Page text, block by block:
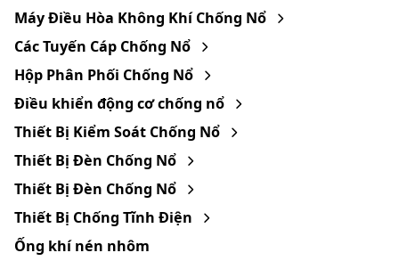
Máy Điều Hòa Không Khí Chống Nổ
Các Tuyến Cáp Chống Nổ
Hộp Phân Phối Chống Nổ
Điều khiển động cơ chống nổ
Thiết Bị Kiểm Soát Chống Nổ
Thiết Bị Đèn Chống Nổ
Thiết Bị Đèn Chống Nổ
Thiết Bị Chống Tĩnh Điện
Ống khí nén nhôm